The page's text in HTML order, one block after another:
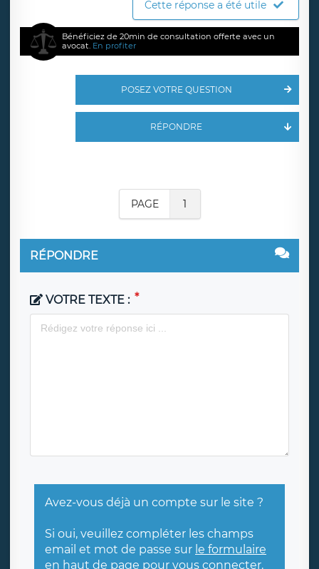
Cette réponse a été utile
Bénéficiez de 20min de consultation offerte avec un
avocat. En profiter
POSEZ VOTRE QUESTION
RÉPONDRE
PAGE 1
RÉPONDRE
VOTRE TEXTE :
Avez-vous déjà un compte sur le site ?
Si oui, veuillez compléter les champs
email et mot de passe sur le formulaire
en haut de page pour vous connecter.